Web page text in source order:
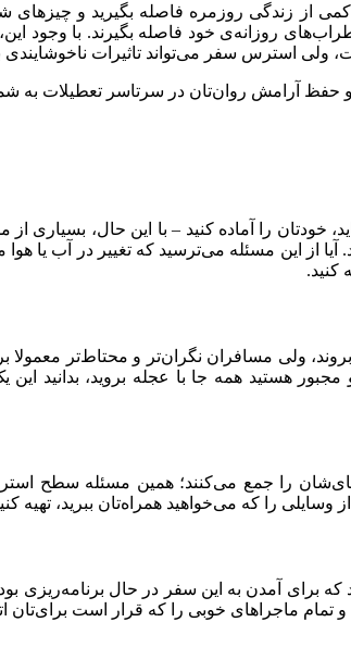
از زندگی روزمره فاصله بگیرید و
روزانه‌ی خود فاصله بگیرند. با وجود
استرس سفر می‌تواند تاثیرات ناخوشایندی
را آماده کنید – با این حال،
از این مسئله می‌ترسید که تغییر در آب یا
کنید.
ولی مسافران نگران‌تر و محتاط‌تر معمولا
هستید همه جا با عجله بروید، بدانید
را جمع می‌کنند؛ همین مسئله سطح
آمدن به این سفر در حال برنامه‌ریزی
ماجراهای خوبی را که قرار است برای‌تان